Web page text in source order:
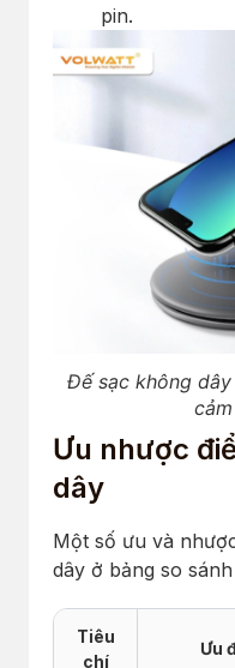
pin.
Đế sạc không
Ưu nhược
dây
Một số ưu và
dây ở bảng so
Tiêu
chí
Ưu